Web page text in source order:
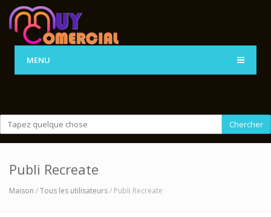
MENU
Chercher
Publi Recreate
Maison /Tous les utilisateurs/ Publi Recreate